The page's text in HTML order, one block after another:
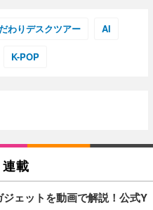
わりデスクツアー AI
K-POP
載
ジェットを動画で解説！公式Y